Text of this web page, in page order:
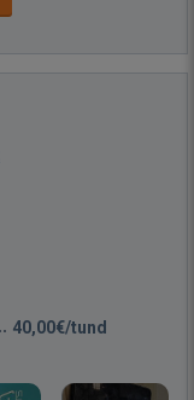
40,00€/tund